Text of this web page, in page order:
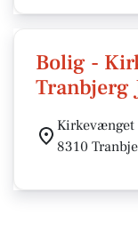
Bolig -
Tranbjerg
Kirkevænget
8310